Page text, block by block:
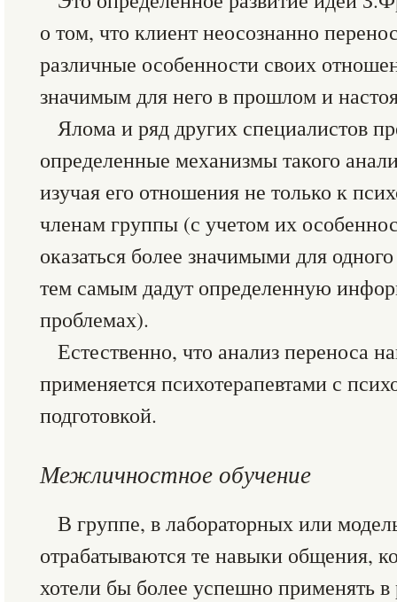
о том, что клиент неосознанно
различные особенности своих
значимым для него в прошлом и
Ялома и ряд других специалистов
определенные механизмы такого
изучая его отношения не только к
членам группы (с учетом их
оказаться более значимыми для
тем самым дадут определенную
проблемах).
Естественно, что анализ переноса
применяется психотерапевтами с
подготовкой.
Межличностное обучение
В группе, в лабораторных или
отрабатываются те навыки общения,
хотели бы более успешно применять